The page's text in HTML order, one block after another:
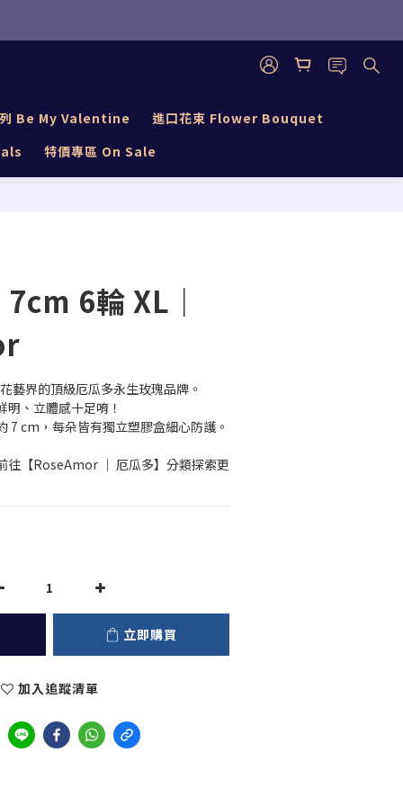
Be My Valentine
進口花束 Flower Bouquet
特價專區 On Sale
6輪 XL｜
藝界的頂級厄瓜多永生玫瑰品牌。
、立體感十足唷！
7 cm，每朵皆有獨立塑膠盒細心防護。
往【RoseAmor ｜ 厄瓜多】分類探索更
立即購買
加入追蹤清單
立即購買